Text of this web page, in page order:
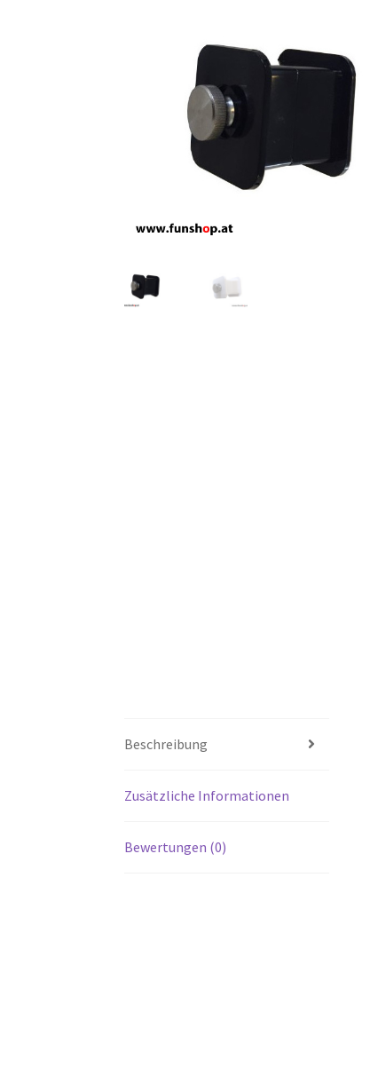
Beschreibung
Zusätzliche Informationen
Bewertungen (0)